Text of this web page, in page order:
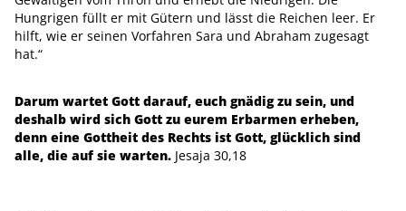
Hungrigen füllt er mit Gütern und lässt die Reichen leer. Er
hilft, wie er seinen Vorfahren Sara und Abraham zugesagt
hat.“
Darum wartet Gott darauf, euch gnädig zu sein, und
deshalb wird sich Gott zu eurem Erbarmen erheben,
denn eine Gottheit des Rechts ist Gott, glücklich sind
alle, die auf sie warten. Jesaja 30,18